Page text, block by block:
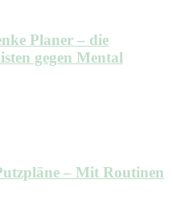
Planer – die
gegen Mental
– Mit Routinen